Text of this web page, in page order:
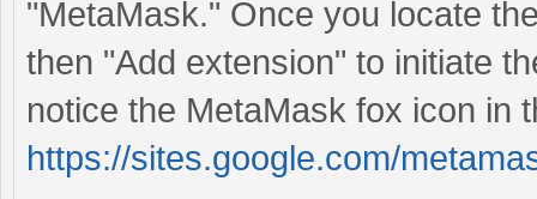
"MetaMask." Once you locate
then "Add extension" to initiate
notice the MetaMask fox icon in
https://sites.google.com/